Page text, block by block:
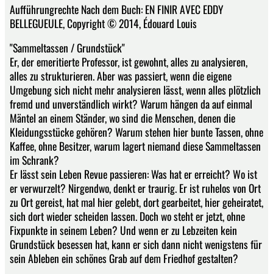
Aufführungrechte Nach dem Buch: EN FINIR AVEC EDDY
BELLEGUEULE, Copyright © 2014, Édouard Louis
"Sammeltassen / Grundstück"
Er, der emeritierte Professor, ist gewohnt, alles zu analysieren,
alles zu strukturieren. Aber was passiert, wenn die eigene
Umgebung sich nicht mehr analysieren lässt, wenn alles plötzlich
fremd und unverständlich wirkt? Warum hängen da auf einmal
Mäntel an einem Ständer, wo sind die Menschen, denen die
Kleidungsstücke gehören? Warum stehen hier bunte Tassen, ohne
Kaffee, ohne Besitzer, warum lagert niemand diese Sammeltassen
im Schrank?
Er lässt sein Leben Revue passieren: Was hat er erreicht? Wo ist
er verwurzelt? Nirgendwo, denkt er traurig. Er ist ruhelos von Ort
zu Ort gereist, hat mal hier gelebt, dort gearbeitet, hier geheiratet,
sich dort wieder scheiden lassen. Doch wo steht er jetzt, ohne
Fixpunkte in seinem Leben? Und wenn er zu Lebzeiten kein
Grundstück besessen hat, kann er sich dann nicht wenigstens für
sein Ableben ein schönes Grab auf dem Friedhof gestalten?